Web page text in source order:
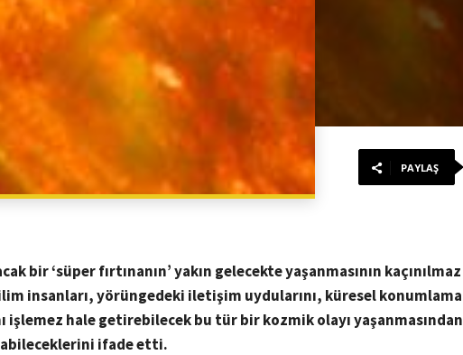
PAYLAŞ
bir ‘süper fırtınanın’ yakın gelecekte yaşanmasının kaçınılmaz
insanları, yörüngedeki iletişim uydularını, küresel konumlama
işlemez hale getirebilecek bu tür bir kozmik olayı yaşanmasından
ifade etti.